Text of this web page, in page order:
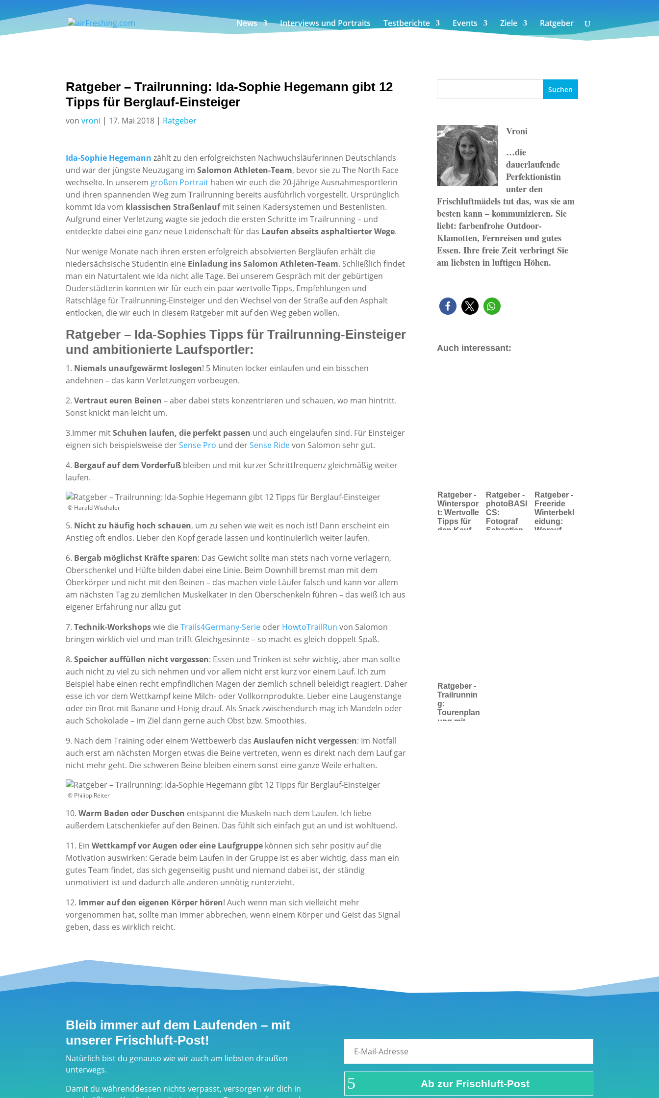
News Interviews und Portraits Testberichte Events Ziele Ratgeber
Ratgeber – Trailrunning: Ida-Sophie Hegemann gibt 12
Tipps für Berglauf-Einsteiger
vonvroni | 17. Mai 2018 | Ratgeber
Ida-Sophie Hegemann zählt zu den erfolgreichsten Nachwuchsläuferinnen Deutschlands
und war der jüngste Neuzugang imSalomon Athleten-Team, bevor sie zu The North Face
wechselte. In unserem großen Portrait haben wir euch die 20-Jährige Ausnahmesportlerin
und ihren spannenden Weg zum Trailrunning bereits ausführlich vorgestellt. Ursprünglich
kommt Ida vom klassischen Straßenlaufmit seinen Kadersystemen und Bestenlisten.
Aufgrund einer Verletzung wagte sie jedoch die ersten Schritte im Trailrunning – und
entdeckte dabei eine ganz neue Leidenschaft für das Laufen abseits asphaltierter Wege.
Nur wenige Monate nach ihren ersten erfolgreich absolvierten Bergläufen erhält die
niedersächsische Studentin eine Einladung ins Salomon Athleten-Team. Schließlich findet
man ein Naturtalent wie Ida nicht alle Tage. Bei unserem Gespräch mit der gebürtigen
Duderstädterin konnten wir für euch ein paar wertvolle Tipps, Empfehlungen und
Ratschläge für Trailrunning-Einsteiger und den Wechsel von der Straße auf den Asphalt
entlocken, die wir euch in diesem Ratgeber mit auf den Weg geben wollen.
Ratgeber – Ida-Sophies Tipps für Trailrunning-Einsteiger
und ambitionierte Laufsportler:
1. Niemals unaufgewärmt loslegen! 5 Minuten locker einlaufen und ein bisschen
andehnen – das kann Verletzungen vorbeugen.
2.Vertraut euren Beinen – aber dabei stets konzentrieren und schauen, wo man hintritt.
Sonst knickt man leicht um.
3.Immer mitSchuhen laufen, die perfekt passen und auch eingelaufen sind. Für Einsteiger
eignen sich beispielsweise derSense Pro und derSense Ridevon Salomon sehr gut.
4. Bergauf auf dem Vorderfuß bleiben und mit kurzer Schrittfrequenz gleichmäßig weiter
laufen.
© Harald Wisthaler
5. Nicht zu häufig hoch schauen, um zu sehen wie weit es noch ist! Dann erscheint ein
Anstieg oft endlos. Lieber den Kopf gerade lassen und kontinuierlich weiter laufen.
6. Bergab möglichst Kräfte sparen: Das Gewicht sollte man stets nach vorne verlagern,
Oberschenkel und Hüfte bilden dabei eine Linie. Beim Downhill bremst man mit dem
Oberkörper und nicht mit den Beinen – das machen viele Läufer falsch und kann vor allem
am nächsten Tag zu ziemlichen Muskelkater in den Oberschenkeln führen – das weiß ich aus
eigener Erfahrung nur allzu gut
7.Technik-Workshopswie dieTrails4Germany-Serie oder HowtoTrailRun von Salomon
bringen wirklich viel und man trifft Gleichgesinnte – so macht es gleich doppelt Spaß.
8.Speicher auffüllen nicht vergessen: Essen und Trinken ist sehr wichtig, aber man sollte
auch nicht zu viel zu sich nehmen und vor allem nicht erst kurz vor einem Lauf. Ich zum
Beispiel habe einen recht empfindlichen Magen der ziemlich schnell beleidigt reagiert. Daher
esse ich vor dem Wettkampf keine Milch- oder Vollkornprodukte. Lieber eine Laugenstange
oder ein Brot mit Banane und Honig drauf. Als Snack zwischendurch mag ich Mandeln oder
auch Schokolade – im Ziel dann gerne auch Obst bzw. Smoothies.
9. Nach dem Training oder einem Wettbewerb dasAuslaufen nicht vergessen: Im Notfall
auch erst am nächsten Morgen etwas die Beine vertreten, wenn es direkt nach dem Lauf gar
nicht mehr geht. Die schweren Beine bleiben einem sonst eine ganze Weile erhalten.
© Philipp Reiter
10.Warm Baden oder Duschen entspannt die Muskeln nach dem Laufen. Ich liebe
außerdem Latschenkiefer auf den Beinen. Das fühlt sich einfach gut an und ist wohltuend.
11. EinWettkampf vor Augen oder eine Laufgruppe können sich sehr positiv auf die
Motivation auswirken: Gerade beim Laufen in der Gruppe ist es aber wichtig, dass man ein
gutes Team findet, das sich gegenseitig pusht und niemand dabei ist, der ständig
unmotiviert ist und dadurch alle anderen unnötig runterzieht.
12. Immer auf den eigenen Körper hören! Auch wenn man sich vielleicht mehr
vorgenommen hat, sollte man immer abbrechen, wenn einem Körper und Geist das Signal
geben, dass es wirklich reicht.
Vroni
…die
dauerlaufende
Perfektionistin
unter den
Frischluftmädels tut das, was sie am
besten kann – kommunizieren. Sie
liebt: farbenfrohe Outdoor-
Klamotten, Fernreisen und gutes
Essen. Ihre freie Zeit verbringt Sie
am liebsten in luftigen Höhen.
Auch interessant:
Ratgeber -
Winterspor
t: Wertvolle
Tipps für
den Kauf
Ratgeber -
photoBASI
CS:
Fotograf
Sebastian
Ratgeber -
Freeride
Winterbekl
eidung:
Worauf
Ratgeber -
Trailrunnin
g:
Tourenplan
ung mit
Bleib immer auf dem Laufenden – mit
unserer Frischluft-Post!
Natürlich bist du genauso wie wir auch am liebsten draußen
unterwegs.
Damit du währenddessen nichts verpasst, versorgen wir dich in
Ab zur Frischluft-Post